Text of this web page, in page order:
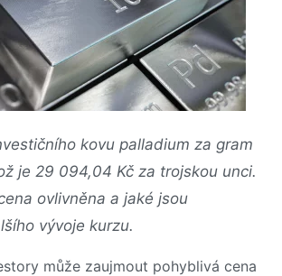
kovu palladium za gram
je 29 094,04 Kč za trojskou unci.
ovlivněna a jaké jsou
vývoje kurzu.
může zaujmout pohyblivá cena